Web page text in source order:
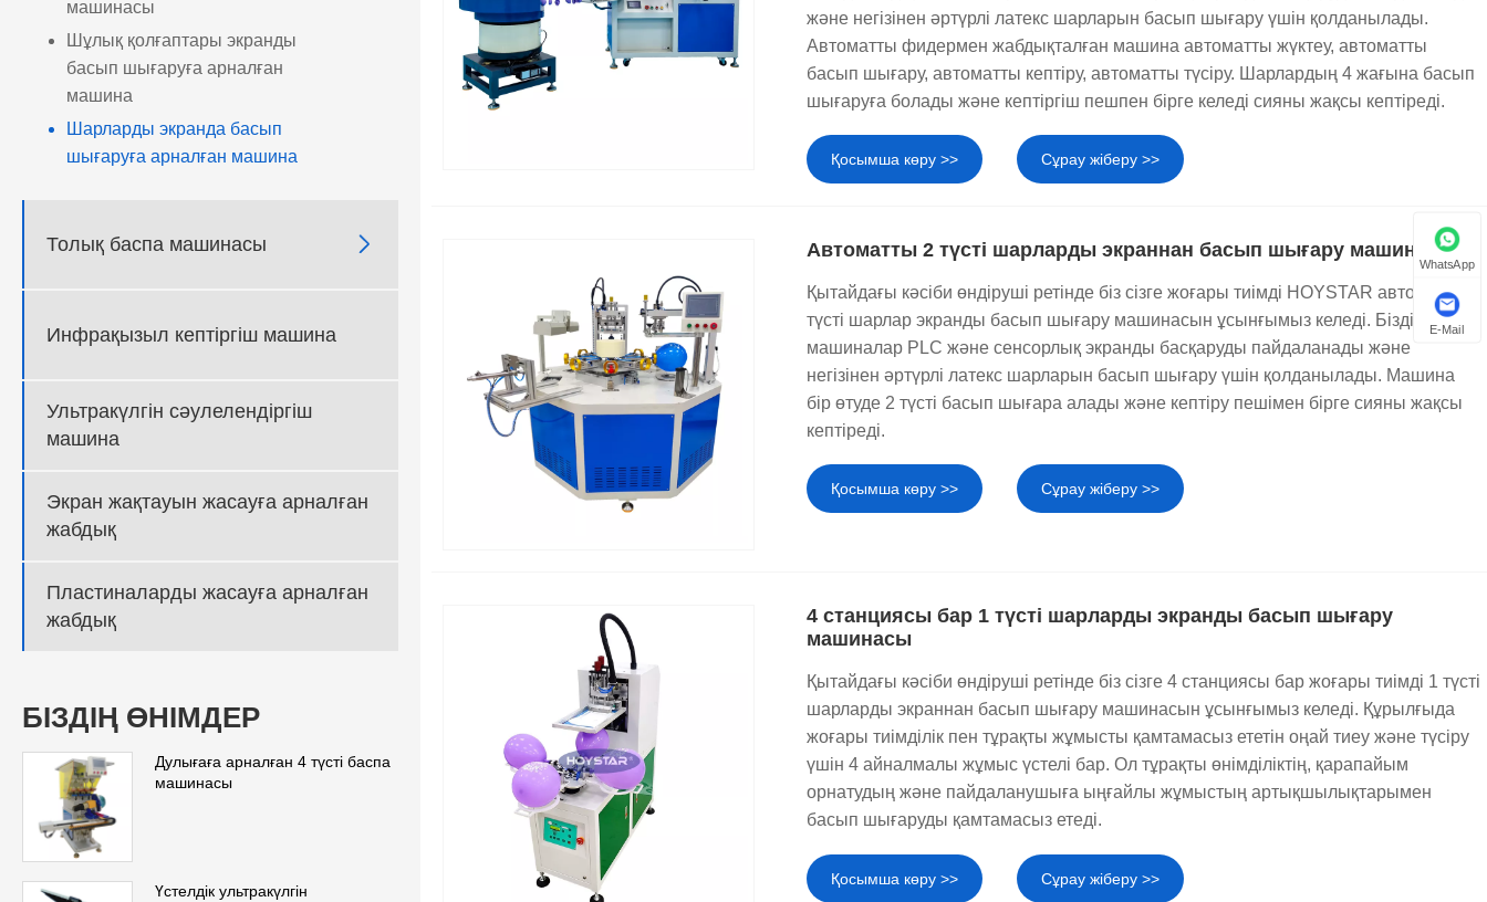
машинасы
Шұлық қолғаптары экранды
басып шығаруға арналған
машина
Шарларды экранда басып
шығаруға арналған машина
Толық баспа машинасы 
Инфрақызыл кептіргіш машина
Ультракүлгін сәулелендіргіш
машина
Экран жақтауын жасауға арналған
жабдық
Пластиналарды жасауға арналған
жабдық
БІЗДІҢ ӨНІМДЕР
Дулығаға арналған 4 түсті баспа
машинасы
Үстелдік ультракүлгін
және негізінен әртүрлі латекс шарларын басып шығару үшін қолданылады.
Автоматты фидермен жабдықталған машина автоматты жүктеу, автоматты
басып шығару, автоматты кептіру, автоматты түсіру. Шарлардың 4 жағына басып
шығаруға болады және кептіргіш пешпен бірге келеді сияны жақсы кептіреді.
Қосымша көру >> Сұрау жіберу >>
Автоматты 2 түсті шарларды экраннан басып шығару машинасы
Қытайдағы кәсіби өндіруші ретінде біз сізге жоғары тиімді HOYSTAR автоматты 2
түсті шарлар экранды басып шығару машинасын ұсынғымыз келеді. Біздің
машиналар PLC және сенсорлық экранды басқаруды пайдаланады және
негізінен әртүрлі латекс шарларын басып шығару үшін қолданылады. Машина
бір өтуде 2 түсті басып шығара алады және кептіру пешімен бірге сияны жақсы
кептіреді.
Қосымша көру >> Сұрау жіберу >>
4 станциясы бар 1 түсті шарларды экранды басып шығару
машинасы
Қытайдағы кәсіби өндіруші ретінде біз сізге 4 станциясы бар жоғары тиімді 1 түсті
шарларды экраннан басып шығару машинасын ұсынғымыз келеді. Құрылғыда
жоғары тиімділік пен тұрақты жұмысты қамтамасыз ететін оңай тиеу және түсіру
үшін 4 айналмалы жұмыс үстелі бар. Ол тұрақты өнімділіктің, қарапайым
орнатудың және пайдаланушыға ыңғайлы жұмыстың артықшылықтарымен
басып шығаруды қамтамасыз етеді.
Қосымша көру >> Сұрау жіберу >>
WhatsApp
E-Mail